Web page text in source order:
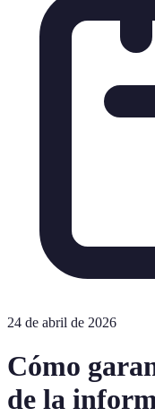
24 de abril de 2026
Cómo
de la